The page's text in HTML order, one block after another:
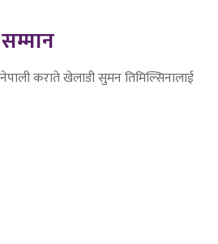
कराते खेलाडी सुमन तिमिल्सिनालाई